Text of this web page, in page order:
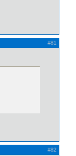
#81
#82